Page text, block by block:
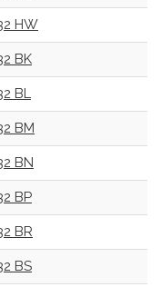
HW
BK
BL
BM
BN
BP
BR
BS